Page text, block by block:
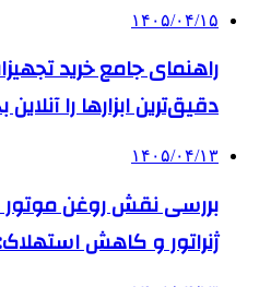
۱۴۰۵/۰۴/۱۵
راهنمای جامع خرید
دقیق‌ترین ابزارها را آنلاین
۱۴۰۵/۰۴/۱۳
بررسی نقش روغن موتور
ژنراتور و کاهش